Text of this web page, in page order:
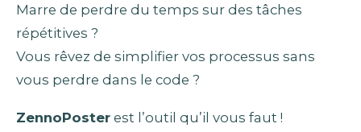
Marre de perdre du temps sur des tâches
répétitives ?
Vous rêvez de simplifier vos processus sans
vous perdre dans le code ?
ZennoPoster est l’outil qu’il vous faut !